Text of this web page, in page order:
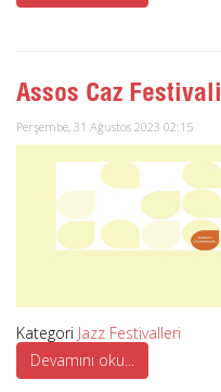
Assos Caz Festivali
Perşembe, 31 Ağustos 2023 02:15
Kategori Jazz Festivalleri
Devamını oku...